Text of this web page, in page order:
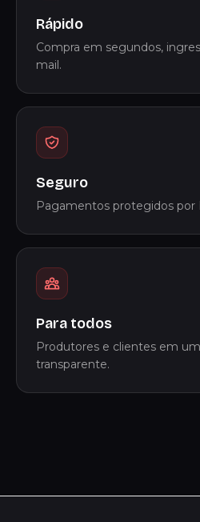
Rápido
Compra em segundos,
mail.
Seguro
Pagamentos protegidos por
Para todos
Produtores e clientes em
transparente.